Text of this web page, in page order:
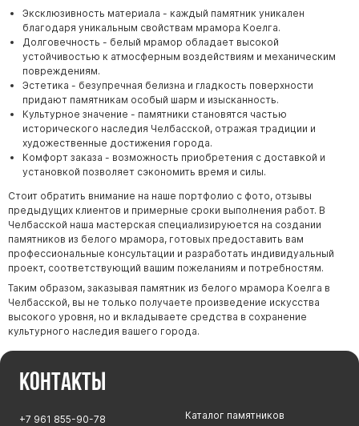
Эксклюзивность материала - каждый памятник уникален
благодаря уникальным свойствам мрамора Коелга.
Долговечность - белый мрамор обладает высокой
устойчивостью к атмосферным воздействиям и механическим
повреждениям.
Эстетика - безупречная белизна и гладкость поверхности
придают памятникам особый шарм и изысканность.
Культурное значение - памятники становятся частью
исторического наследия Челбасской, отражая традиции и
художественные достижения города.
Комфорт заказа - возможность приобретения с доставкой и
установкой позволяет сэкономить время и силы.
Стоит обратить внимание на наше портфолио с фото, отзывы
предыдущих клиентов и примерные сроки выполнения работ. В
Челбасской наша мастерская специализируюется на создании
памятников из белого мрамора, готовых предоставить вам
профессиональные консультации и разработать индивидуальный
проект, соответствующий вашим пожеланиям и потребностям.
Таким образом, заказывая памятник из белого мрамора Коелга в
Челбасской, вы не только получаете произведение искусства
высокого уровня, но и вкладываете средства в сохранение
культурного наследия вашего города.
Контакты
+7 961 855-90-78
Каталог памятников